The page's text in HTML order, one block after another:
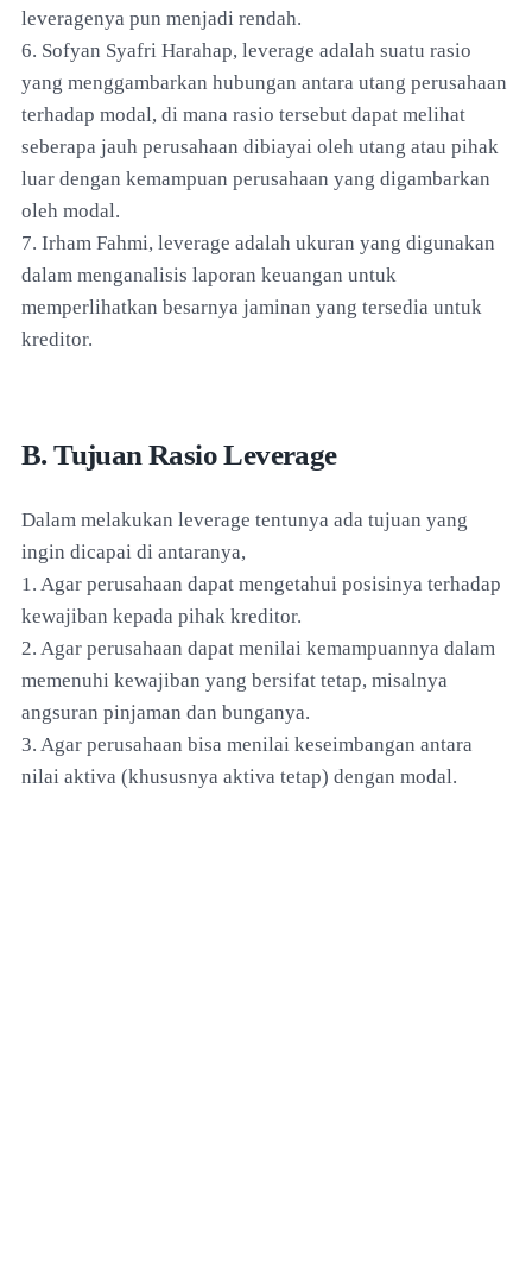
leveragenya pun menjadi rendah.
6. Sofyan Syafri Harahap, leverage adalah suatu rasio
yang menggambarkan hubungan antara utang perusahaan
terhadap modal, di mana rasio tersebut dapat melihat
seberapa jauh perusahaan dibiayai oleh utang atau pihak
luar dengan kemampuan perusahaan yang digambarkan
oleh modal.
7. Irham Fahmi, leverage adalah ukuran yang digunakan
dalam menganalisis laporan keuangan untuk
memperlihatkan besarnya jaminan yang tersedia untuk
kreditor.
B. Tujuan Rasio Leverage
Dalam melakukan leverage tentunya ada tujuan yang
ingin dicapai di antaranya,
1. Agar perusahaan dapat mengetahui posisinya terhadap
kewajiban kepada pihak kreditor.
2. Agar perusahaan dapat menilai kemampuannya dalam
memenuhi kewajiban yang bersifat tetap, misalnya
angsuran pinjaman dan bunganya.
3. Agar perusahaan bisa menilai keseimbangan antara
nilai aktiva (khususnya aktiva tetap) dengan modal.